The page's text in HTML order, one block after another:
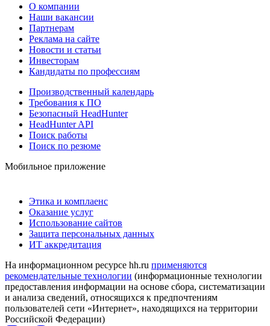
О компании
Наши вакансии
Партнерам
Реклама на сайте
Новости и статьи
Инвесторам
Кандидаты по профессиям
Производственный календарь
Требования к ПО
Безопасный HeadHunter
HeadHunter API
Поиск работы
Поиск по резюме
Мобильное приложение
Этика и комплаенс
Оказание услуг
Использование сайтов
Защита персональных данных
ИТ аккредитация
На информационном ресурсе hh.ru применяются
рекомендательные технологии (информационные технологии
предоставления информации на основе сбора, систематизации
и анализа сведений, относящихся к предпочтениям
пользователей сети «Интернет», находящихся на территории
Российской Федерации)